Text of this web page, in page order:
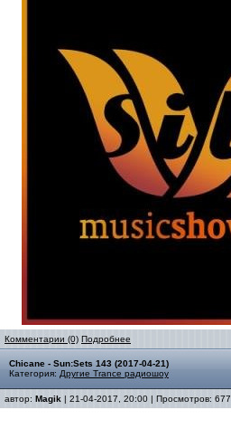
Комментарии (0) Подробнее
Chicane - Sun:Sets 143 (2017-04-21)
Категория: Другие Trance радиошоу
автор: Magik | 21-04-2017, 20:00 | Просмотров: 677